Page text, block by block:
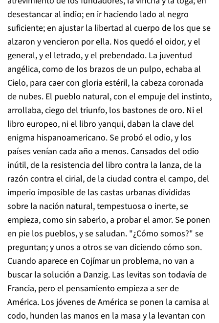
desestancar al indio; en ir haciendo lado al negro
suficiente; en ajustar la libertad al cuerpo de los que se
alzaron y vencieron por ella. Nos quedó el oidor, y el
general, y el letrado, y el prebendado. La juventud
angélica, como de los brazos de un pulpo, echaba al
Cielo, para caer con gloria estéril, la cabeza coronada
de nubes. El pueblo natural, con el empuje del instinto,
arrollaba, ciego del triunfo, los bastones de oro. Ni el
libro europeo, ni el libro yanqui, daban la clave del
enigma hispanoamericano. Se probó el odio, y los
países venían cada año a menos. Cansados del odio
inútil, de la resistencia del libro contra la lanza, de la
razón contra el cirial, de la ciudad contra el campo, del
imperio imposible de las castas urbanas divididas
sobre la nación natural, tempestuosa o inerte, se
empieza, como sin saberlo, a probar el amor. Se ponen
en pie los pueblos, y se saludan. "¿Cómo somos?" se
preguntan; y unos a otros se van diciendo cómo son.
Cuando aparece en Cojímar un problema, no van a
buscar la solución a Danzig. Las levitas son todavía de
Francia, pero el pensamiento empieza a ser de
América. Los jóvenes de América se ponen la camisa al
codo, hunden las manos en la masa y la levantan con